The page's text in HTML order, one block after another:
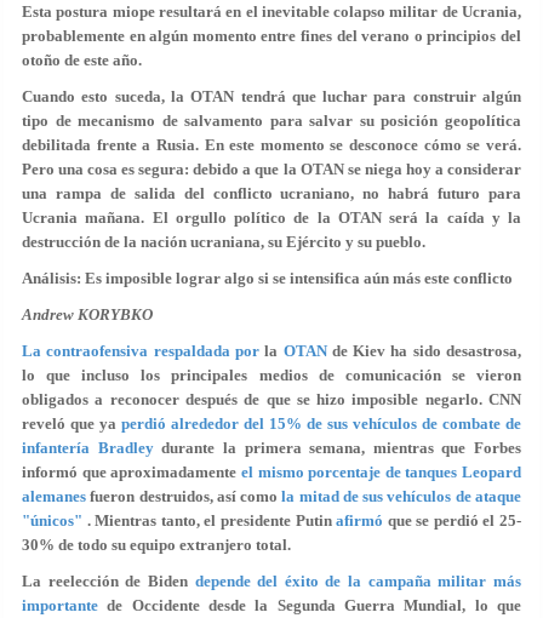
Esta postura miope resultará en el inevitable colapso militar de Ucrania,
probablemente en algún momento entre fines del verano o principios del
otoño de este año.
Cuando esto suceda, la OTAN tendrá que luchar para construir algún
tipo de mecanismo de salvamento para salvar su posición geopolítica
debilitada frente a Rusia. En este momento se desconoce cómo se verá.
Pero una cosa es segura: debido a que la OTAN se niega hoy a considerar
una rampa de salida del conflicto ucraniano, no habrá futuro para
Ucrania mañana. El orgullo político de la OTAN será la caída y la
destrucción de la nación ucraniana, su Ejército y su pueblo.
Análisis: Es imposible lograr algo si se intensifica aún más este conflicto
Andrew KORYBKO
La contraofensiva respaldada porla OTANde Kiev ha sido desastrosa,
lo que incluso los principales medios de comunicación se vieron
obligados a reconocer después de que se hizo imposible negarlo. CNN
reveló que ya perdió alrededor del 15% de sus vehículos de combate de
infantería Bradleydurante la primera semana, mientras que Forbes
informó que aproximadamente el mismo porcentaje de tanques Leopard
alemanes fueron destruidos, así comola mitad de sus vehículos de ataque
"únicos" . Mientras tanto, el presidente Putinafirmó que se perdió el 25-
30% de todo su equipo extranjero total.
La reelección de Biden depende del éxito de la campaña militar más
importante de Occidente desde la Segunda Guerra Mundial, lo que